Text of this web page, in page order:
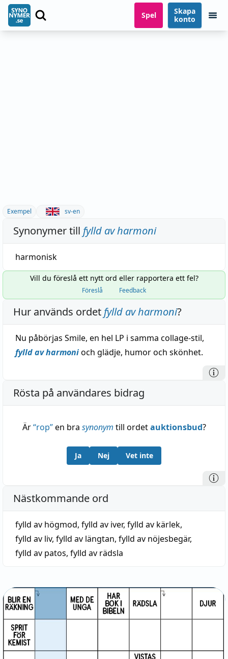
Spel
Skapa
konto
Exempel sv-en
Synonymer till fylld av harmoni
harmonisk
Vill du föreslå ett nytt ord eller rapportera ett fel?
Föreslå Feedback
Hur används ordet fylld av harmoni?
Nu påbörjas Smile, en hel LP i samma collage-stil,
fylld av harmonioch glädje, humor och skönhet.
Rösta på användares bidrag
Är“rop”en bra synonym till ordetauktionsbud?
Ja Nej Vet inte
Nästkommande ord
fylld av högmod, fylld av iver, fylld av kärlek,
fylld av liv, fylld av längtan, fylld av nöjesbegär,
fylld av patos, fylld av rädsla